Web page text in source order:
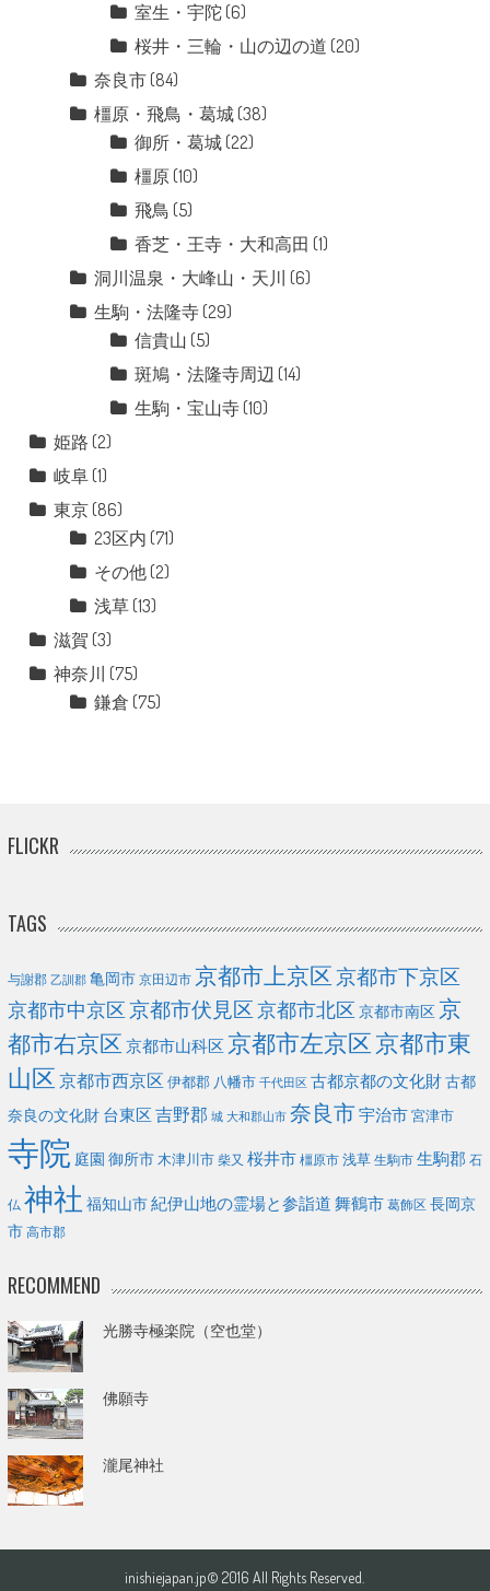
室生・宇陀(6)
桜井・三輪・山の辺の道 (20)
奈良市(84)
橿原・飛鳥・葛城(38)
御所・葛城(22)
橿原(10)
飛鳥 (5)
香芝・王寺・大和高田 (1)
洞川温泉・大峰山・天川 (6)
生駒・法隆寺(29)
信貴山 (5)
斑鳩・法隆寺周辺 (14)
生駒・宝山寺(10)
姫路 (2)
岐阜(1)
東京(86)
23区内 (71)
その他(2)
浅草(13)
滋賀 (3)
神奈川 (75)
鎌倉 (75)
FLICKR
TAGS
与謝郡 乙訓郡 亀岡市 京田辺市 京都市上京区京都市下京区
京都市中京区京都市伏見区京都市北区 京都市南区 京
都市右京区 京都市山科区 京都市左京区京都市東
山区京都市西京区 伊都郡 八幡市 千代田区 古都京都の文化財古都
奈良の文化財 台東区 吉野郡 城 大和郡山市 奈良市宇治市 宮津市
寺院 庭園 御所市 木津川市 柴又 桜井市 橿原市 浅草 生駒市 生駒郡 石
仏 神社 福知山市紀伊山地の霊場と参詣道 舞鶴市 葛飾区 長岡京
市 高市郡
RECOMMEND
光勝寺極楽院（空也堂）
佛願寺
瀧尾神社
inishiejapan.jp© 2016 All Rights Reserved.